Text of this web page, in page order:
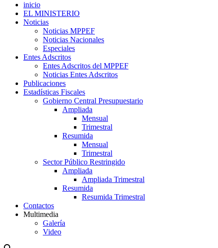
inicio
EL MINISTERIO
Noticias
Noticias MPPEF
Noticias Nacionales
Especiales
Entes Adscritos
Entes Adscritos del MPPEF
Noticias Entes Adscritos
Publicaciones
Estadísticas Fiscales
Gobierno Central Presupuestario
Ampliada
Mensual
Trimestral
Resumida
Mensual
Trimestral
Sector Público Restringido
Ampliada
Ampliada Trimestral
Resumida
Resumida Trimestral
Contactos
Multimedia
Galería
Video